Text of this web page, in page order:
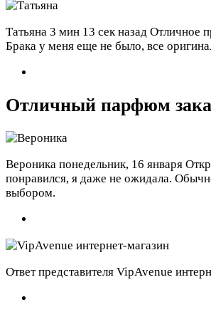
Татьяна 3 мин 13 сек назад Отличное
Брака у меня еще не было, все
Отличный парфюм
Вероника понедельник, 16 января
понравился, я даже не ожидала.
выбором.
Ответ представителя VipAvenue